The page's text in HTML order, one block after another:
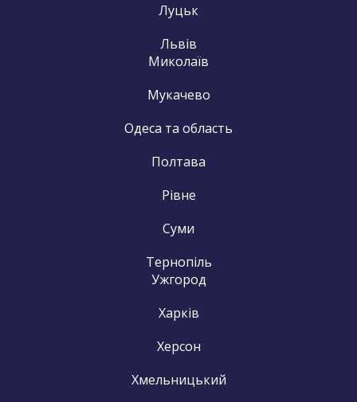
Луцьк
Львів
Миколаїв
Мукачево
Одеса та область
Полтава
Рівне
Суми
Тернопіль
Ужгород
Харків
Херсон
Хмельницький